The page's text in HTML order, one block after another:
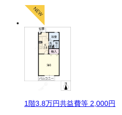
1階3.8万円共益費等 2,000円